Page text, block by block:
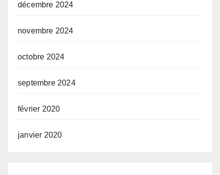
décembre 2024
novembre 2024
octobre 2024
septembre 2024
février 2020
janvier 2020